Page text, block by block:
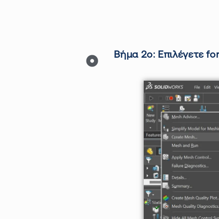
Βήμα 2ο: Επιλέγετε